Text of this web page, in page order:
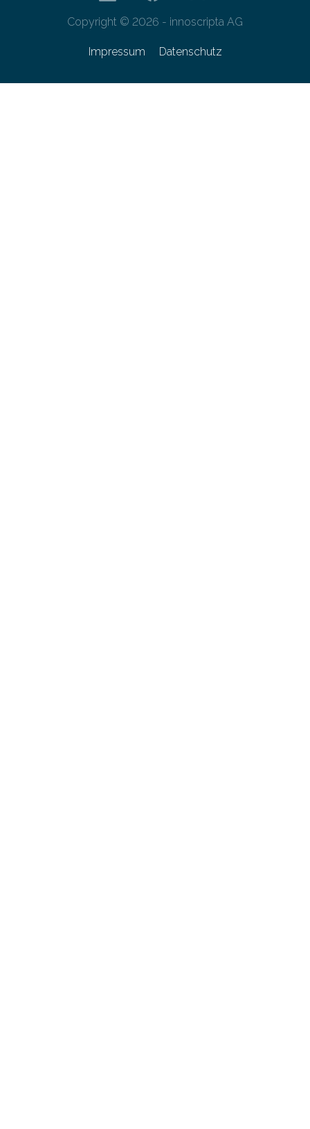
Copyright © 2026 - innoscripta AG
Impressum Datenschutz